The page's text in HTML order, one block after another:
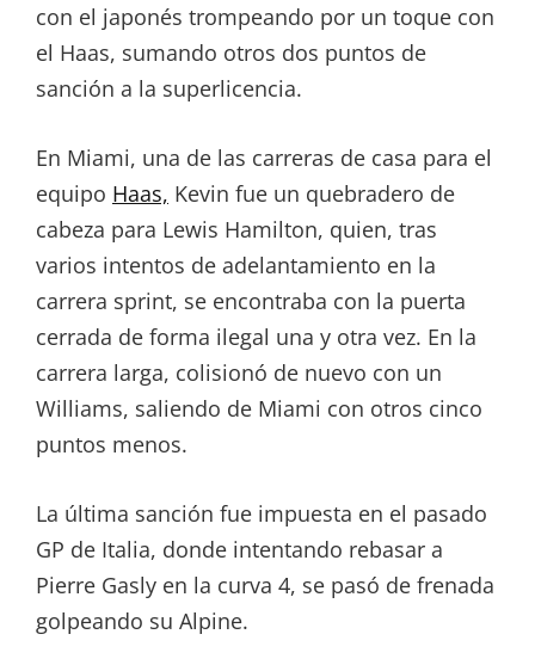
con el japonés trompeando por un toque con
el Haas, sumando otros dos puntos de
sanción a la superlicencia.
En Miami, una de las carreras de casa para el
equipo Haas, Kevin fue un quebradero de
cabeza para Lewis Hamilton, quien, tras
varios intentos de adelantamiento en la
carrera sprint, se encontraba con la puerta
cerrada de forma ilegal una y otra vez. En la
carrera larga, colisionó de nuevo con un
Williams, saliendo de Miami con otros cinco
puntos menos.
La última sanción fue impuesta en el pasado
GP de Italia, donde intentando rebasar a
Pierre Gasly en la curva 4, se pasó de frenada
golpeando su Alpine.